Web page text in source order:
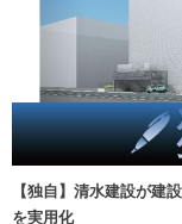
【独自】清水建設が建
を実用化